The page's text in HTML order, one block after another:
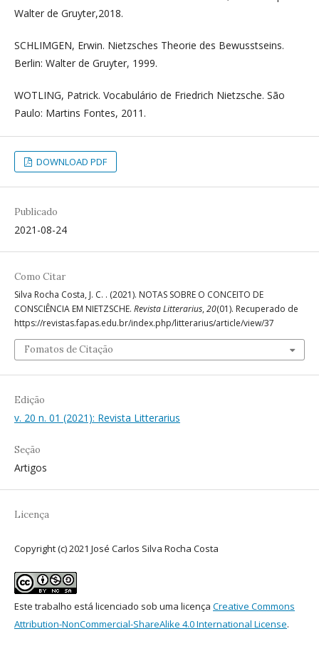
Walter de Gruyter,2018.
SCHLIMGEN, Erwin. Nietzsches Theorie des Bewusstseins.
Berlin: Walter de Gruyter, 1999.
WOTLING, Patrick. Vocabulário de Friedrich Nietzsche. São
Paulo: Martins Fontes, 2011.
DOWNLOAD PDF
Publicado
2021-08-24
Como Citar
Silva Rocha Costa, J. C. . (2021). NOTAS SOBRE O CONCEITO DE
CONSCIÊNCIA EM NIETZSCHE. Revista Litterarius, 20(01). Recuperado de
https://revistas.fapas.edu.br/index.php/litterarius/article/view/37
Fomatos de Citação
Edição
v. 20 n. 01 (2021): Revista Litterarius
Seção
Artigos
Licença
Copyright (c) 2021 José Carlos Silva Rocha Costa
Este trabalho está licenciado sob uma licença Creative Commons
Attribution-NonCommercial-ShareAlike 4.0 International License.